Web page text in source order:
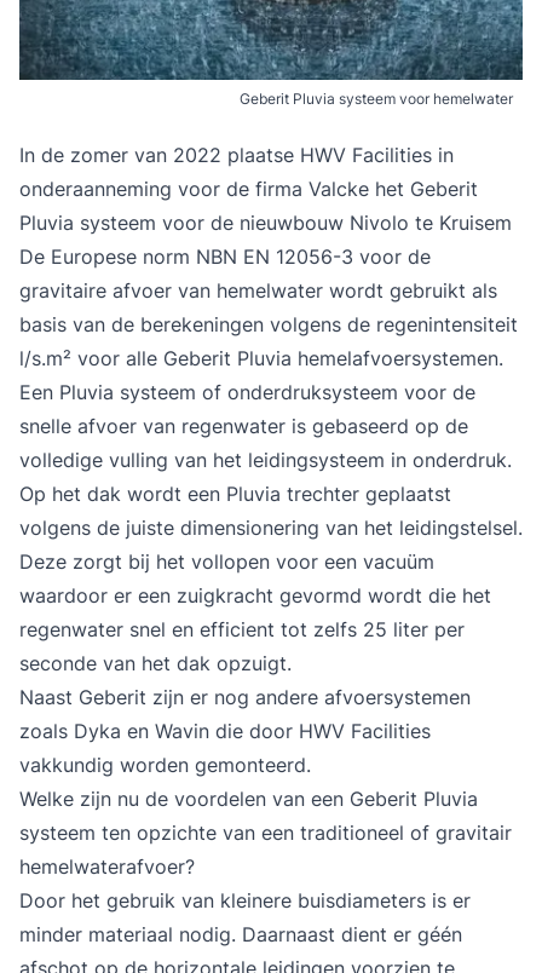
Geberit Pluvia systeem voor hemelwater
In de zomer van 2022 plaatse HWV Facilities in
onderaanneming voor de firma Valcke het Geberit
Pluvia systeem voor de nieuwbouw Nivolo te Kruisem
De Europese norm NBN EN 12056-3 voor de
gravitaire afvoer van hemelwater wordt gebruikt als
basis van de berekeningen volgens de regenintensiteit
l/s.m² voor alle Geberit Pluvia hemelafvoersystemen.
Een Pluvia systeem of onderdruksysteem voor de
snelle afvoer van regenwater is gebaseerd op de
volledige vulling van het leidingsysteem in onderdruk.
Op het dak wordt een Pluvia trechter geplaatst
volgens de juiste dimensionering van het leidingstelsel.
Deze zorgt bij het vollopen voor een vacuüm
waardoor er een zuigkracht gevormd wordt die het
regenwater snel en efficient tot zelfs 25 liter per
seconde van het dak opzuigt.
Naast Geberit zijn er nog andere afvoersystemen
zoals Dyka en Wavin die door HWV Facilities
vakkundig worden gemonteerd.
Welke zijn nu de voordelen van een Geberit Pluvia
systeem ten opzichte van een traditioneel of gravitair
hemelwaterafvoer?
Door het gebruik van kleinere buisdiameters is er
minder materiaal nodig. Daarnaast dient er géén
afschot op de horizontale leidingen voorzien te